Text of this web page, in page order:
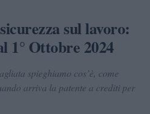
sul lavoro:
1° Ottobre 2024
spieghiamo cos’è, come
arriva la patente a crediti per